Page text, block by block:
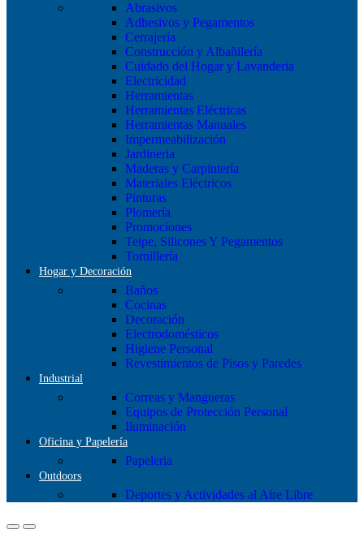
Abrasivos
Adhesivos y Pegamentos
Cerrajería
Construcción y Albañilería
Cuidado del Hogar y Lavanderia
Electricidad
Herramientas
Herramientas Eléctricas
Herramientas Manuales
Impermeabilización
Jardineria
Maderas y Carpintería
Materiales Eléctricos
Pinturas
Plomería
Promociones
Teipe, Silicones Y Pegamentos
Tornillería
Hogar y Decoración
Baños
Cocinas
Decoración
Electrodomésticos
Higiene Personal
Revestimientos de Pisos y Paredes
Industrial
Correas y Mangueras
Equipos de Protección Personal
Iluminación
Oficina y Papelería
Papeleria
Outdoors
Deportes y Actividades al Aire Libre